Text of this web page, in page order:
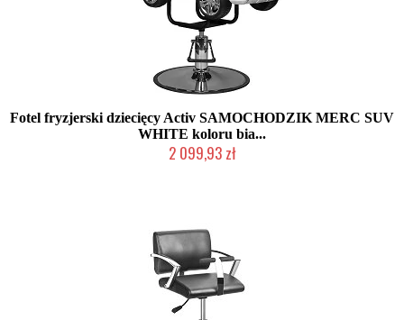
Fotel fryzjerski dziecięcy Activ SAMOCHODZIK MERC SUV
WHITE koloru bia...
2 099,93 zł